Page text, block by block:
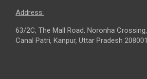
Address:
63/2C, The Mall Road, Noronha Crossing,
Canal Patri, Kanpur, Uttar Pradesh 208001